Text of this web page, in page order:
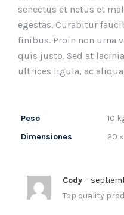
senectus et netus et
egestas. Curabitur
finibus. Proin non urna
quis justo. Sed at
ultrices ligula, ac
Peso
10
Dimensiones
20
Cody –
Top quality